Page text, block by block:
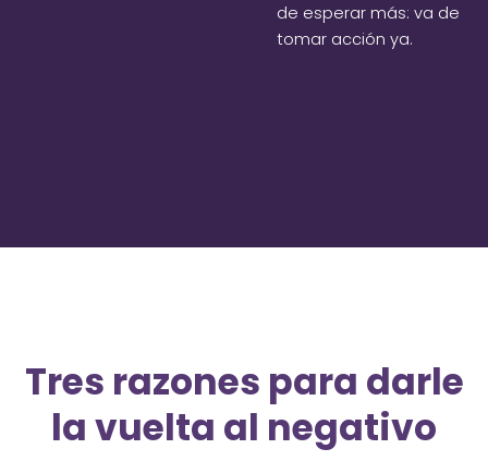
de esperar más: va de
tomar acción ya.
Tres razones para darle
la vuelta al negativo